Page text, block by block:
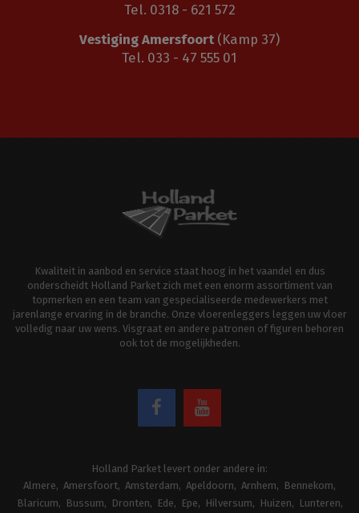
Tel. 0318 - 621 572
Vestiging Amersfoort (Kamp 37)
Tel. 033 - 47 555 01
Kwaliteit in aanbod en service staat hoog in het vaandel en dus
onderscheidt Holland Parket zich met een enorm assortiment van
topmerken en een team van gespecialiseerde medewerkers met
jarenlange ervaring in de branche. Onze vloerenleggers leggen uw vloer
volledig naar uw wens. Visgraat en andere patronen of figuren behoren
ook tot de mogelijkheden.
Holland Parket levert onder andere in:
Almere
Amersfoort Amsterdam Apeldoorn Arnhem
Bennekom
Blaricum
Bussum Dronten Ede Epe Hilversum Huizen
Lunteren